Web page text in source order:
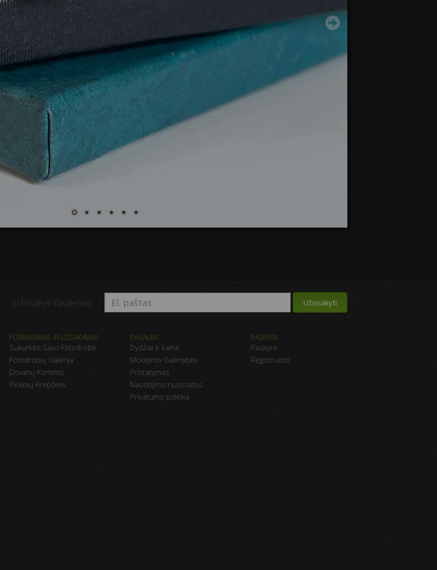
Užsisakyti naujienas:
FORMAVIMAS IR UŽSAKYMAS
Sukurkite Savo Fotodrobė
Fotodrobių Galerija
Dovanų Kortelės
Pirkinių Krepšelis
PAGALBA
Dydžiai ir kaina
Mokėjimo Galimybės
Pristatymas
Naudojimo nuostatos
Privatumo politika
PASKYRA
Paskyra
Registruotis